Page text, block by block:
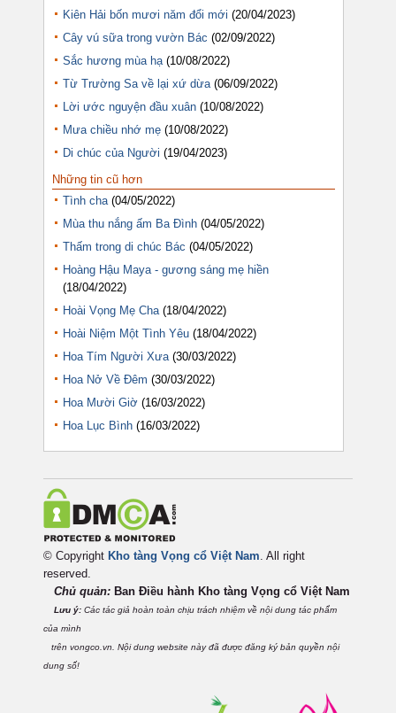
Kiên Hải bốn mươi năm đổi mới (20/04/2023)
Cây vú sữa trong vườn Bác (02/09/2022)
Sắc hương mùa hạ (10/08/2022)
Từ Trường Sa về lại xứ dừa (06/09/2022)
Lời ước nguyện đầu xuân (10/08/2022)
Mưa chiều nhớ mẹ (10/08/2022)
Di chúc của Người (19/04/2023)
Những tin cũ hơn
Tình cha (04/05/2022)
Mùa thu nắng ấm Ba Đình (04/05/2022)
Thấm trong di chúc Bác (04/05/2022)
Hoàng Hậu Maya - gương sáng mẹ hiền
(18/04/2022)
Hoài Vọng Mẹ Cha (18/04/2022)
Hoài Niệm Một Tình Yêu (18/04/2022)
Hoa Tím Người Xưa (30/03/2022)
Hoa Nở Về Đêm (30/03/2022)
Hoa Mười Giờ (16/03/2022)
Hoa Lục Bình (16/03/2022)
© Copyright Kho tàng Vọng cổ Việt Nam. All right
reserved.
Chủ quản: Ban Điều hành Kho tàng Vọng cổ Việt Nam
Lưu ý: Các tác giả hoàn toàn chịu trách nhiệm về nội dung tác phẩm
của mình
trên vongco.vn. Nội dung website này đã được đăng ký bản quyền nội
dung số!